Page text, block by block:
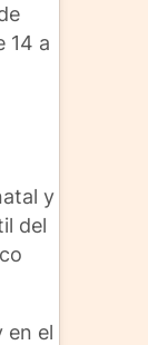
14 a
y
del
en el